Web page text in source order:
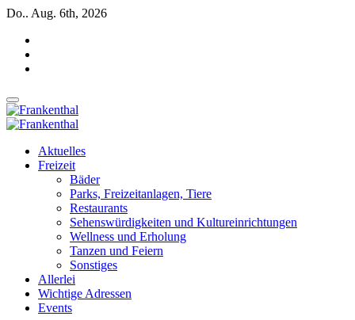
Zum
springen
Do.. Aug. 6th, 2026
INSIDE FRANKENTHAL
INSIDE FRANKENTHAL
Aktuelles
Freizeit
Bäder
Parks, Freizeitanlagen, Tiere
Restaurants
Sehenswürdigkeiten und Kultureinrichtungen
Wellness und Erholung
Tanzen und Feiern
Sonstiges
Allerlei
Wichtige Adressen
Events